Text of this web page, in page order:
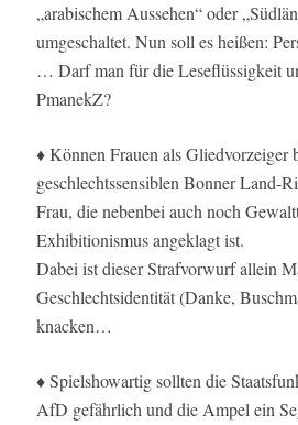
„arabischem Aussehen“ oder
umgeschaltet. Nun soll es heißen:
… Darf man für die Leseflüssigkeit
PmanekZ?
♦ Können Frauen als Gliedvorzeiger
geschlechtssensiblen Bonner Land-
Frau, die nebenbei auch noch
Exhibitionismus angeklagt ist.
Dabei ist dieser Strafvorwurf allein
Geschlechtsidentität (Danke,
knacken…
♦ Spielshowartig sollten die
AfD gefährlich und die Ampel ein